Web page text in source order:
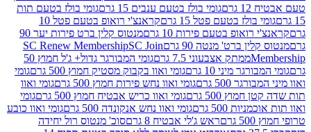
גומי בולז בטעם ענבים 15 גרם
גומי בולז בטעם תות
בולז בטעם פטל 15 גרם
קראנצ'י רואופ בטעם פטל 10
בטעם פירות 10 גרם
מנטוס קלין ברט פירות יער 90
ברט' מנטה 90 גרם
SC Renew MembershipSC Join
ממתק אצבעוני 7.5 גרם
גומי המבורגר גדול+ ג'ל חמוץ 50
מיני 10 גרם
גומי ואוו בקבוק מסטיק חמוץ 500 גרם
גומי
500 גרם
גומי ואוו נחש פירות חמוץ 500 גרם
גומי ואוו
500 גרם
גומי ואוו כריש אבטיח חמוץ 500 גרם
גומי
500 גרם
גומי ואוו נחש אנקונדה 500 גרם
גומי ואוו כובע
ראש ג'לי אבטיח 8 גרם
סוכ' מנטוס רול יחידה